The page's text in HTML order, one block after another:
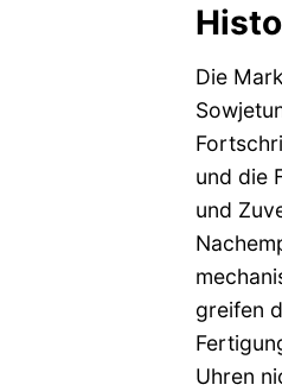
Die
und die
und
greifen
Uhren